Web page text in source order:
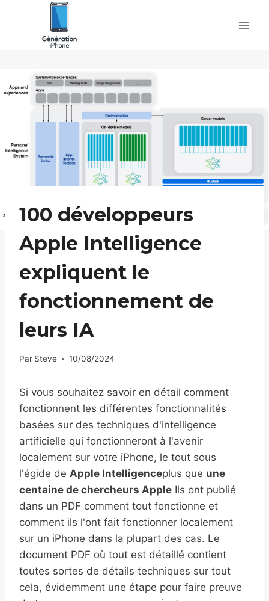
100 développeurs
Apple Intelligence
expliquent le
fonctionnement de
leurs IA
Par Steve 10/08/2024
Si vous souhaitez savoir en détail comment
fonctionnent les différentes fonctionnalités
basées sur des techniques d'intelligence
artificielle qui fonctionneront à l'avenir
localement sur votre iPhone, le tout sous
l'égide de Apple Intelligenceplus que une
centaine de chercheurs Apple Ils ont publié
dans un PDF comment tout fonctionne et
comment ils l'ont fait fonctionner localement
sur un iPhone dans la plupart des cas. Le
document PDF où tout est détaillé contient
toutes sortes de détails techniques sur tout
cela, évidemment une étape pour faire preuve